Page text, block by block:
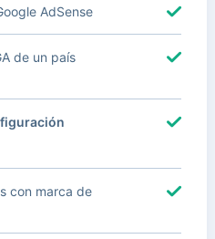
AdSense
de un país
con marca de